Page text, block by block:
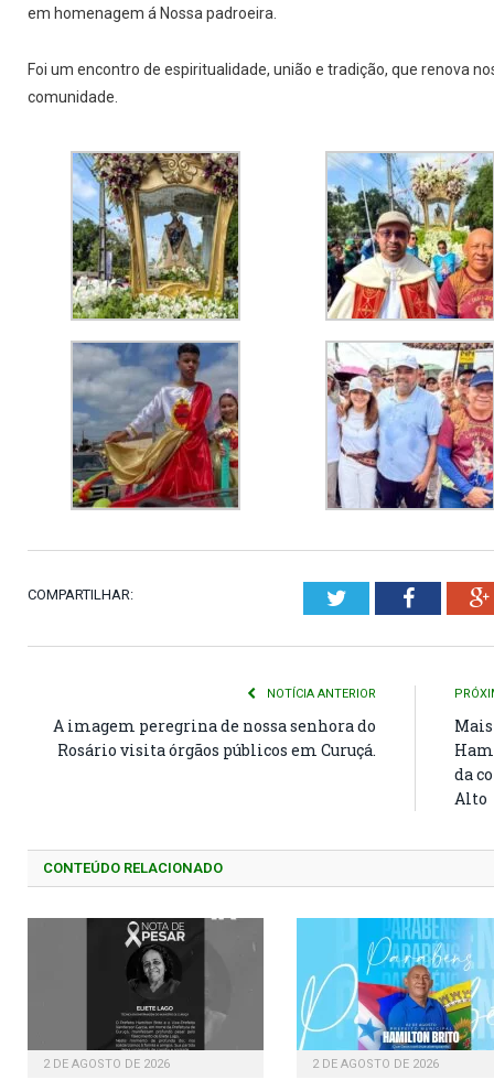
em homenagem á Nossa padroeira.
Foi um encontro de espiritualidade, união e tradição, que renova
comunidade.
COMPARTILHAR: Twitter
NOTÍCIA ANTERIOR
A imagem peregrina de nossa senhora do
Rosário visita órgãos públicos em Curuçá.
da
Alto
CONTEÚDO RELACIONADO
2 DE AGOSTO DE 2026 2 DE AGOSTO DE 2026